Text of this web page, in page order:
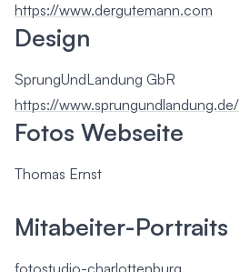
https://www.dergutemann.com
Design
SprungUndLandung GbR
https://www.sprungundlandung.de/
Fotos Webseite
Thomas Ernst
Mitabeiter-Portraits
fotostudio-charlottenburg